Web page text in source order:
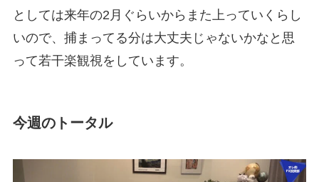
としては来年の2月ぐらいからまた上っていくらし
いので、捕まってる分は大丈夫じゃないかなと思
って若干楽観視をしています。
今週のトータル